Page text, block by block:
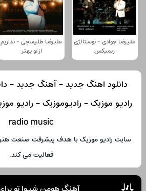
علیرضا جوادی - نوستالژی
ریمیکس
علیرضا طلیسچی - نداریم
از تو بهتر
دانلود اهنگ جدید - آهنگ جدید -
radio music
سایت رادیو موزیک با هدف پیشرفت صنعت
فعالیت می کند.